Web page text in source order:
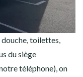
douche, toilettes,
du siège
téléphone), on